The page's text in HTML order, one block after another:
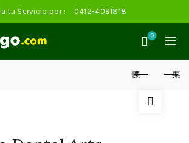
tu Servicio por:: 0412-4091818
0